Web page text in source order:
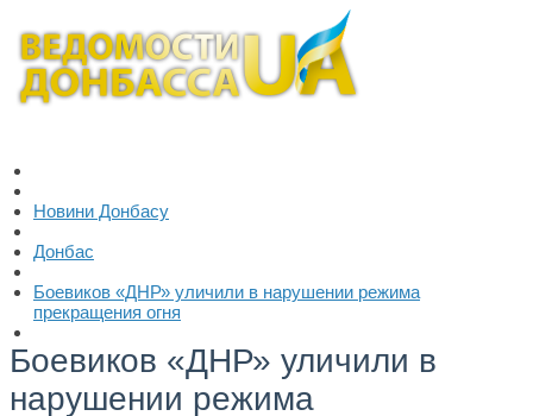
Новини Донбасу
Донбас
Боевиков «ДНР» уличили в нарушении режима
прекращения огня
Боевиков «ДНР» уличили в
нарушении режима